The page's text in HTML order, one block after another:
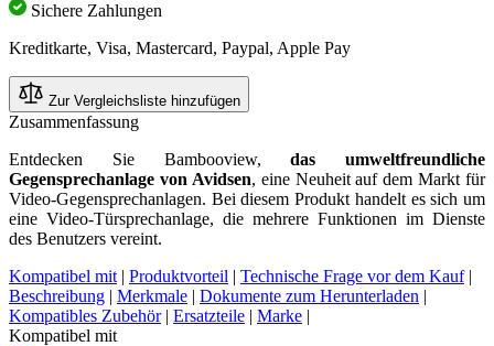
Sichere Zahlungen
Kreditkarte, Visa, Mastercard, Paypal, Apple Pay
Zur Vergleichsliste hinzufügen
Zusammenfassung
Entdecken Sie Bambooview,das umweltfreundliche
Gegensprechanlage von Avidsen, eine Neuheit auf dem Markt für
Video-Gegensprechanlagen. Bei diesem Produkt handelt es sich um
eine Video-Türsprechanlage, die mehrere Funktionen im Dienste
des Benutzers vereint.
Kompatibel mit | Produktvorteil | Technische Frage vor dem Kauf |
Beschreibung | Merkmale | Dokumente zum Herunterladen |
Kompatibles Zubehör | Ersatzteile | Marke |
Kompatibel mit